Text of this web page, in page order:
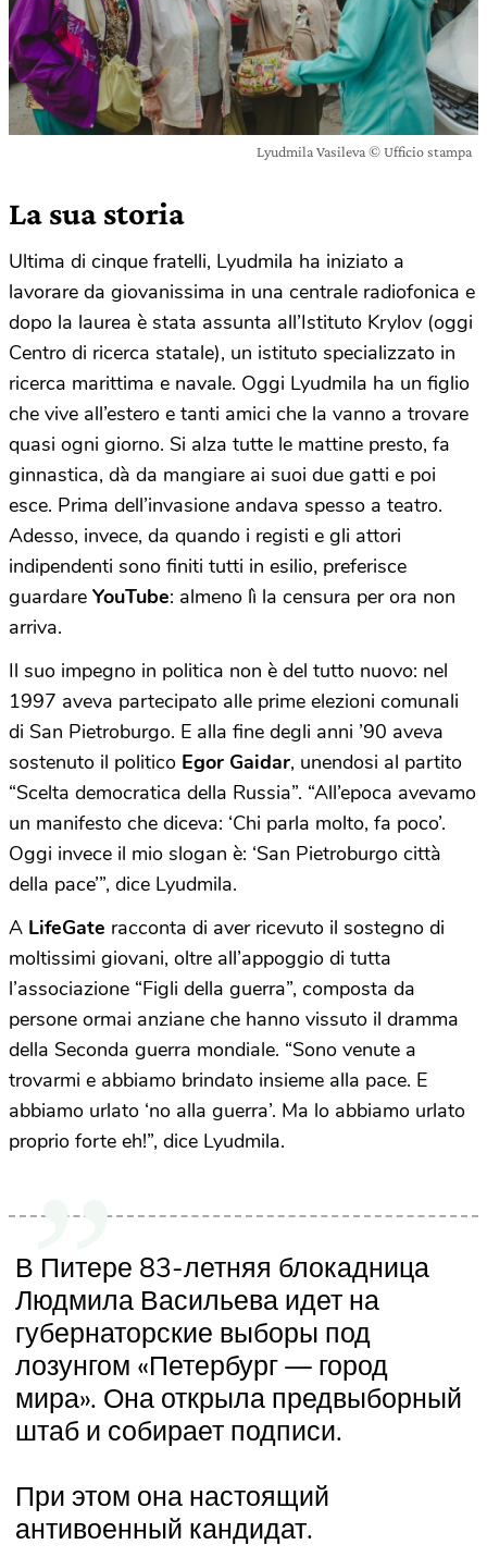
Lyudmila Vasileva © Ufficio stampa
La sua storia
Ultima di cinque fratelli, Lyudmila ha iniziato a
lavorare da giovanissima in una centrale radiofonica e
dopo la laurea è stata assunta all’Istituto Krylov (oggi
Centro di ricerca statale), un istituto specializzato in
ricerca marittima e navale. Oggi Lyudmila ha un figlio
che vive all’estero e tanti amici che la vanno a trovare
quasi ogni giorno. Si alza tutte le mattine presto, fa
ginnastica, dà da mangiare ai suoi due gatti e poi
esce. Prima dell’invasione andava spesso a teatro.
Adesso, invece, da quando i registi e gli attori
indipendenti sono finiti tutti in esilio, preferisce
guardare YouTube: almeno lì la censura per ora non
arriva.
Il suo impegno in politica non è del tutto nuovo: nel
1997 aveva partecipato alle prime elezioni comunali
di San Pietroburgo. E alla fine degli anni ’90 aveva
sostenuto il politico Egor Gaidar, unendosi al partito
“Scelta democratica della Russia”. “All’epoca avevamo
un manifesto che diceva: ‘Chi parla molto, fa poco’.
Oggi invece il mio slogan è: ‘San Pietroburgo città
della pace’”, dice Lyudmila.
A LifeGate racconta di aver ricevuto il sostegno di
moltissimi giovani, oltre all’appoggio di tutta
l’associazione “Figli della guerra”, composta da
persone ormai anziane che hanno vissuto il dramma
della Seconda guerra mondiale. “Sono venute a
trovarmi e abbiamo brindato insieme alla pace. E
abbiamo urlato ‘no alla guerra’. Ma lo abbiamo urlato
proprio forte eh!”, dice Lyudmila.
В Питере 83-летняя блокадница
Людмила Васильева идет на
губернаторские выборы под
лозунгом «Петербург — город
мира». Она открыла предвыборный
штаб и собирает подписи.
При этом она настоящий
антивоенный кандидат.